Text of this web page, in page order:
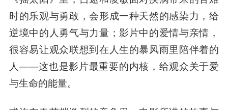
时的乐观与勇敢，会形成一种天然的感染力，给
逆境中的人勇气与力量；影片中的爱情与亲情，
很容易让观众联想到在人生的暴风雨里陪伴着的
人——这也是影片最重要的内核，给观众关于爱
与生命的能量。